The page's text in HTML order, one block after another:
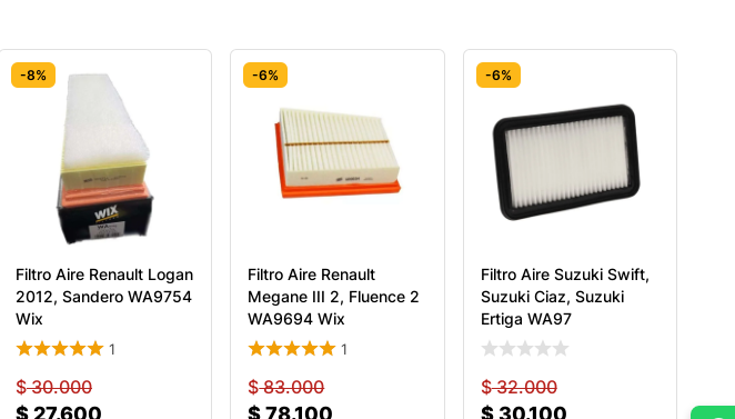
-8%
Filtro Aire Renault Logan
2012, Sandero WA9754
Wix
1
$30.000
$27.600
-6%
Filtro Aire Renault
Megane III 2, Fluence 2
WA9694 Wix
1
$83.000
$78.100
-6%
Filtro Aire Suzuki Swift,
Suzuki Ciaz, Suzuki
Ertiga WA97
$32.000
$30.100